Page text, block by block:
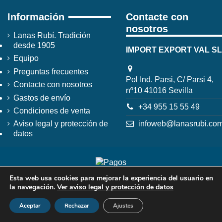
Información
Lanas Rubí. Tradición
desde 1905
Equipo
Preguntas frecuentes
Contacte con nosotros
Gastos de envío
Condiciones de venta
Aviso legal y protección de
datos
Contacte con
nosotros
IMPORT EXPORT VAL SL
Pol Ind. Parsi, C/ Parsi 4,
nº10 41016 Sevilla
+34 955 15 55 49
Esta web usa cookies para mejorar la experiencia del usuario en
la navegación. Ver aviso legal y protección de datos
Aceptar Rechazar Ajustes